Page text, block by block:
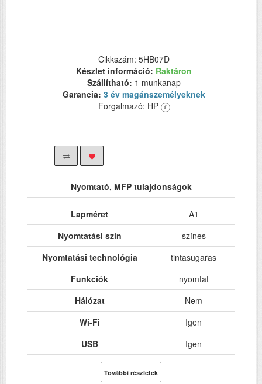
Cikkszám: 5HB07D
Készlet információ: Raktáron
Szállítható: 1 munkanap
Garancia: 3 év magánszemélyeknek
Forgalmazó: HP
Nyomtató, MFP tulajdonságok
Lapméret
A1
Nyomtatási szín
színes
Nyomtatási technológia
tintasugaras
Funkciók
nyomtat
Hálózat
Nem
Wi-Fi
Igen
USB
Igen
Kétoldalas, duplex
nyomtatásTovábbi részletek